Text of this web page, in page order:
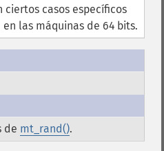
ciertos casos específicos
en las máquinas de 64 bits.
de mt_rand().